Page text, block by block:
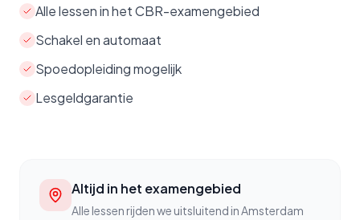
Alle lessen in het CBR-examengebied
Schakel en automaat
Spoedopleiding mogelijk
Lesgeldgarantie
Altijd in het examengebied
Alle lessen rijden we uitsluitend in Amsterdam